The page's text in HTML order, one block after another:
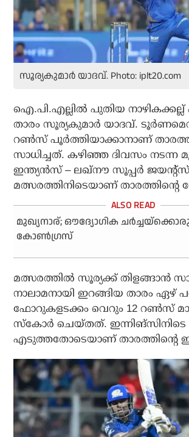
സൂര്യകുമാര്‍ യാദവ്. Photo: iplt20.com
ഐ.പി.എല്ലില്‍ പുതിയ നാഴികക്കല്ല്
താരം സൂര്യകുമാര്‍ യാദവ്.
റണ്‍സ് പൂര്‍ത്തിയാക്കാനാണ്
സാധിച്ചത്. കഴിഞ്ഞ ദിവസം
ഇന്ത്യന്‍സ് – ലഖ്നൗ സൂപ്പര്‍
മത്സരത്തിനിടെയാണ് താരത്തിന്റെ
മുഖ്യനാര്; ഔദ്യോഗിക
കോണ്‍ഗ്രസ്
മത്സരത്തില്‍ സൂര്യക്ക് തിളങ്ങാന്‍
നാലാമനായി ഇറങ്ങിയ താരം ഏഴ്
ഫോറുകളടക്കം വെറും 12 റണ്‍സ്
സ്‌കോര്‍ ചെയ്തത്.
എടുത്തതോടെയാണ് താരത്തിന്റെ ഈ